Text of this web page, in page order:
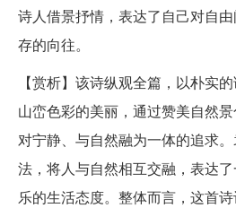
诗人借景抒情，表达了自己对自
存的向往。
【赏析】该诗纵观全篇，以朴实
山峦色彩的美丽，通过赞美自然
对宁静、与自然融为一体的追求
法，将人与自然相互交融，表达
乐的生活态度。整体而言，这首